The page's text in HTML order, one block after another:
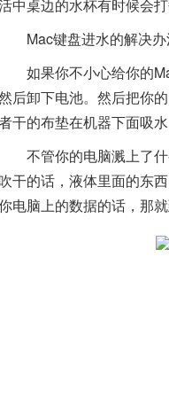
中桌边的水杯有时候会打
Mac键盘进水的解决办
如果你不小心给你的
后卸下电池。然后把你
干的布垫在机器下面吸
不管你的电脑溅上了什
干的话，液体里面的东
电脑上的数据的话，那